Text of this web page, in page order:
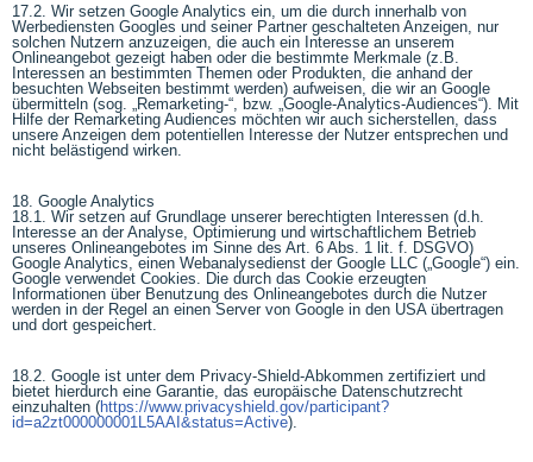
17.2. Wir setzen Google Analytics ein, um die durch innerhalb von
Werbediensten Googles und seiner Partner geschalteten Anzeigen, nur
solchen Nutzern anzuzeigen, die auch ein Interesse an unserem
Onlineangebot gezeigt haben oder die bestimmte Merkmale (z.B.
Interessen an bestimmten Themen oder Produkten, die anhand der
besuchten Webseiten bestimmt werden) aufweisen, die wir an Google
übermitteln (sog. „Remarketing-“, bzw. „Google-Analytics-Audiences“). Mit
Hilfe der Remarketing Audiences möchten wir auch sicherstellen, dass
unsere Anzeigen dem potentiellen Interesse der Nutzer entsprechen und
nicht belästigend wirken.
18. Google Analytics
18.1. Wir setzen auf Grundlage unserer berechtigten Interessen (d.h.
Interesse an der Analyse, Optimierung und wirtschaftlichem Betrieb
unseres Onlineangebotes im Sinne des Art. 6 Abs. 1 lit. f. DSGVO)
Google Analytics, einen Webanalysedienst der Google LLC („Google“) ein.
Google verwendet Cookies. Die durch das Cookie erzeugten
Informationen über Benutzung des Onlineangebotes durch die Nutzer
werden in der Regel an einen Server von Google in den USA übertragen
und dort gespeichert.
18.2. Google ist unter dem Privacy-Shield-Abkommen zertifiziert und
bietet hierdurch eine Garantie, das europäische Datenschutzrecht
einzuhalten (https://www.privacyshield.gov/participant?
id=a2zt000000001L5AAI&status=Active).